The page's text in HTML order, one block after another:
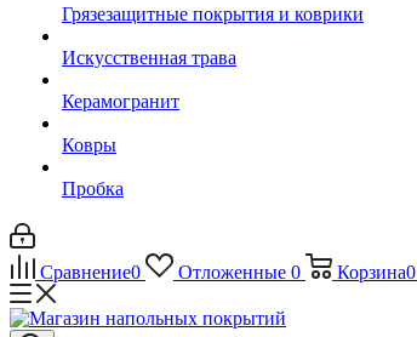
Грязезащитные покрытия и коврики
Искусственная трава
Керамогранит
Ковры
Пробка
Сравнение0 Отложенные 0 Корзина0